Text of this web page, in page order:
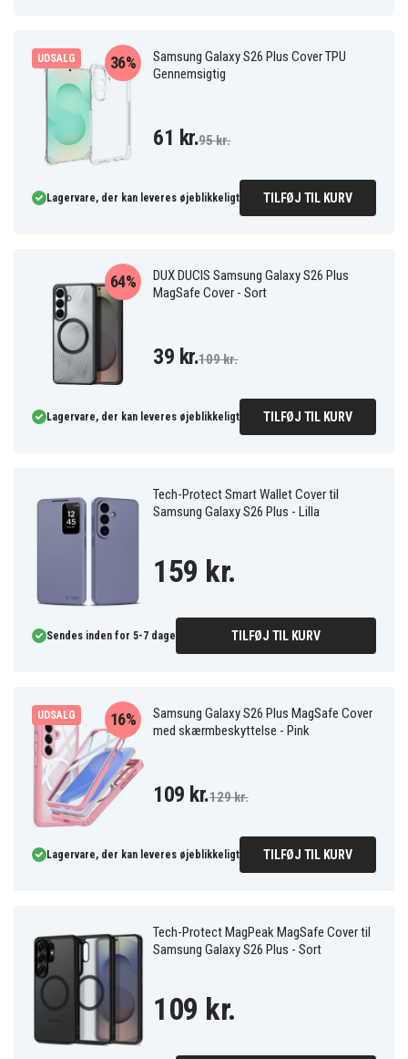
UDSALG
Samsung Galaxy S26 Plus Cover TPU
Gennemsigtig
36%
61 kr.95 kr.
Lagervare, der kan leveres øjeblikkeligt TILFØJ TIL KURV
DUX DUCIS Samsung Galaxy S26 Plus
MagSafe Cover - Sort
64%
39 kr.109 kr.
Lagervare, der kan leveres øjeblikkeligt TILFØJ TIL KURV
Tech-Protect Smart Wallet Cover til
Samsung Galaxy S26 Plus - Lilla
159 kr.
Sendes inden for 5-7 dage TILFØJ TIL KURV
UDSALG
Samsung Galaxy S26 Plus MagSafe Cover
med skærmbeskyttelse - Pink
16%
109 kr.129 kr.
Lagervare, der kan leveres øjeblikkeligt TILFØJ TIL KURV
Tech-Protect MagPeak MagSafe Cover til
Samsung Galaxy S26 Plus - Sort
109 kr.